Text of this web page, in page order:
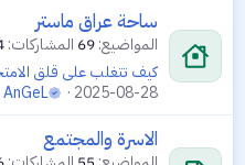
ساحة عراق ماستر
المواضيع 69 المشاركات
2025-08-28
AnGeL
الاسرة والمجتمع